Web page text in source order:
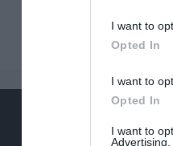
I want to
Opted In
I want to
Opted In
I want to
Advertising.